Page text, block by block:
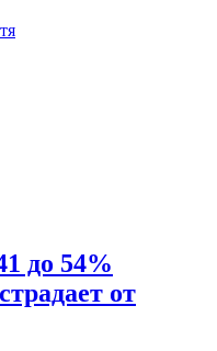
до 54%
от